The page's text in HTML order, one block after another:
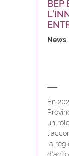
BEP
News
En
un
la